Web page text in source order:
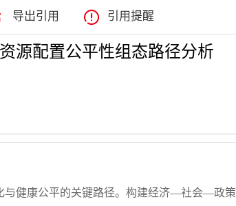
导出引用 引用提醒
源配置公平性组态路径分析
与健康公平的关键路径。构建经济—社会—政